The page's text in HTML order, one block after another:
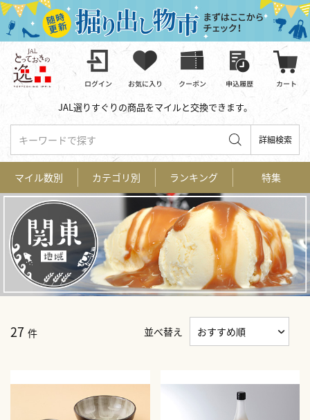
JAL選りすぐりの商品をマイルと交換できます。
キーワードで探す 詳細検索
27 件 並べ替え
マイル数別 カテゴリ別 ランキング 特集